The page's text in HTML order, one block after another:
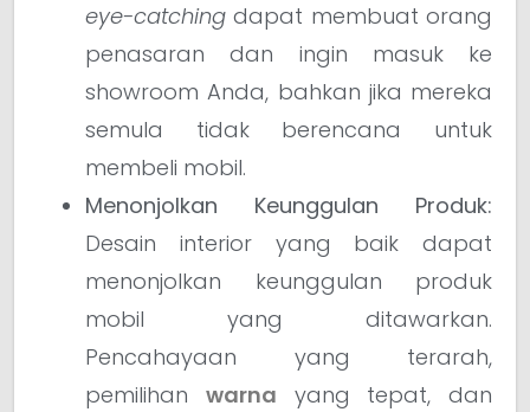
eye-catching dapat membuat orang
penasaran dan ingin masuk ke
showroom Anda, bahkan jika mereka
semula tidak berencana untuk
membeli mobil.
Menonjolkan Keunggulan Produk:
Desain interior yang baik dapat
menonjolkan keunggulan produk
mobil yang ditawarkan.
Pencahayaan yang terarah,
pemilihan warna yang tepat, dan